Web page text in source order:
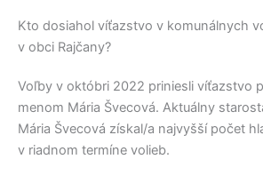
Kto dosiahol víťazstvo v komunálnych
v obci Rajčany?
Voľby v októbri 2022 priniesli víťazstvo
menom Mária Švecová. Aktuálny
Mária Švecová získal/a najvyšší počet
v riadnom termíne volieb.